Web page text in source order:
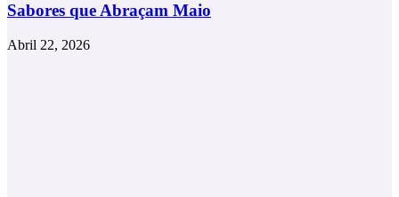
Sabores que Abraçam Maio
Abril 22, 2026